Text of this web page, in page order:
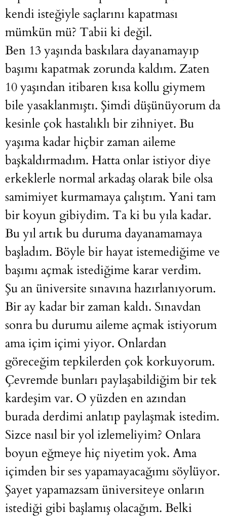
kendi isteğiyle saçlarını kapatması
mümkün mü? Tabii ki değil.
Ben 13 yaşında baskılara dayanamayıp
başımı kapatmak zorunda kaldım. Zaten
10 yaşından itibaren kısa kollu giymem
bile yasaklanmıştı. Şimdi düşünüyorum da
kesinle çok hastalıklı bir zihniyet. Bu
yaşıma kadar hiçbir zaman aileme
başkaldırmadım. Hatta onlar istiyor diye
erkeklerle normal arkadaş olarak bile olsa
samimiyet kurmamaya çalıştım. Yani tam
bir koyun gibiydim. Ta ki bu yıla kadar.
Bu yıl artık bu duruma dayanamamaya
başladım. Böyle bir hayat istemediğime ve
başımı açmak istediğime karar verdim.
Şu an üniversite sınavına hazırlanıyorum.
Bir ay kadar bir zaman kaldı. Sınavdan
sonra bu durumu aileme açmak istiyorum
ama içim içimi yiyor. Onlardan
göreceğim tepkilerden çok korkuyorum.
Çevremde bunları paylaşabildiğim bir tek
kardeşim var. O yüzden en azından
burada derdimi anlatıp paylaşmak istedim.
Sizce nasıl bir yol izlemeliyim? Onlara
boyun eğmeye hiç niyetim yok. Ama
içimden bir ses yapamayacağımı söylüyor.
Şayet yapamazsam üniversiteye onların
istediği gibi başlamış olacağım. Belki